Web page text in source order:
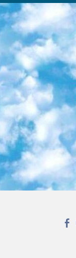
лишь заголовки, в остальном содержание переводов соответствует оригиналам. Полные тексты можно читать прямо в социальной сети. 8. InternetUrok Онлайн-база материалов по основным дисциплинам школьной программы. Информация на сайте структурирована по классам, предметам и темам (урокам). Каждый урок состоит из видеолекций и конспектов. Есть также интерактивные тренажёры и тесты для закрепления пройденного материала. Даже если вы давно окончили школу, возможность повторить программу старших классов всегда может пригодиться. 9. Edutainme Ещё один ресурс об образовании. В отличие от Newtonew, как мне кажется, Edutainme больше ориентируется на представителей индустрии: педагогов, предпринимателей, разработчиков образовательных проектов. Но и любой, кто просто стремится к саморазвитию, найдёт на сайте много полезного и интересного для себя. Например, информацию о новых курсах и образовательных сервисах. 10. Newtonew Онлайн-медиа об образовании и обучении в широком смысле. Авторы Newtonew пишут об инструментах, заведениях, тактиках и стратегиях, которые помогают учить других и получать новые знания самостоятельно. На этой площадке вы найдёте новости, обзоры, аналитические мат